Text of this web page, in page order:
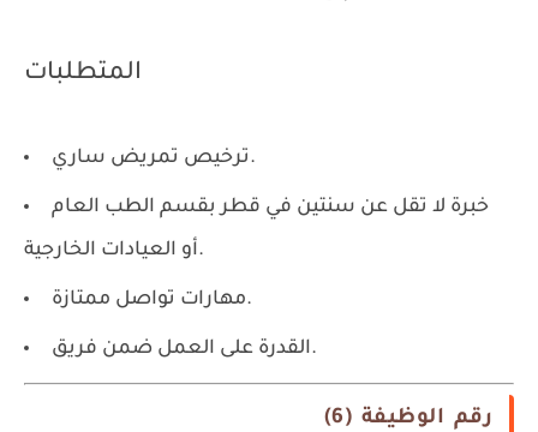
المتطلبات
ترخيص تمريض ساري.
خبرة لا تقل عن سنتين في قطر بقسم الطب العام
أو العيادات الخارجية.
مهارات تواصل ممتازة.
القدرة على العمل ضمن فريق.
رقم الوظيفة (6)